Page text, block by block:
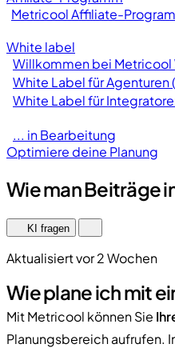
Metricool Affiliate-
White label
Willkommen bei Metricool
White Label für Agenturen
White Label für
... in Bearbeitung
Optimiere deine Planung
Wie man Beiträge
KI fragen
Aktualisiert vor 2 Wochen
Wie plane ich mit
Mit Metricool können Sie
Planungsbereich aufrufen.